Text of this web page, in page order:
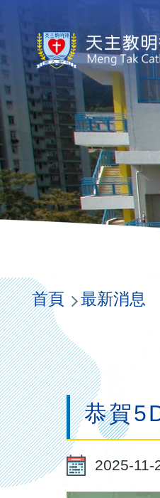
導
航
連
結
首頁 最新消息
恭賀
2025-11-